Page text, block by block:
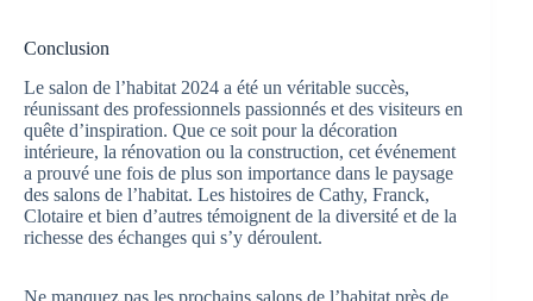
Conclusion
Le salon de l’habitat 2024 a été un véritable succès,
réunissant des professionnels passionnés et des visiteurs en
quête d’inspiration. Que ce soit pour la décoration
intérieure, la rénovation ou la construction, cet événement
a prouvé une fois de plus son importance dans le paysage
des salons de l’habitat. Les histoires de Cathy, Franck,
Clotaire et bien d’autres témoignent de la diversité et de la
richesse des échanges qui s’y déroulent.
Ne manquez pas les prochains salons de l’habitat près de